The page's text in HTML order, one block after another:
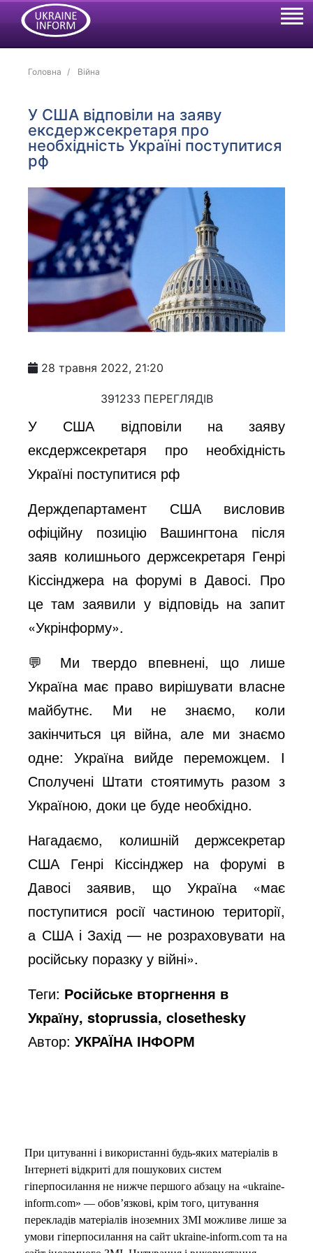
Головна Війна
У США відповіли на заяву
ексдержсекретаря про
необхідність Україні поступитися
рф
28 травня 2022, 21:20
391233 ПЕРЕГЛЯДІВ
У США відповіли на заяву
ексдержсекретаря про необхідність
Україні поступитися рф
Держдепартамент США висловив
офіційну позицію Вашингтона після
заяв колишнього держсекретаря Генрі
Кіссінджера на форумі в Давосі. Про
це там заявили у відповідь на запит
«Укрінформу».
💬 Ми твердо впевнені, що лише
Україна має право вирішувати власне
майбутнє. Ми не знаємо, коли
закінчиться ця війна, але ми знаємо
одне: Україна вийде переможцем. І
Сполучені Штати стоятимуть разом з
Україною, доки це буде необхідно.
Нагадаємо, колишній держсекретар
США Генрі Кіссінджер на форумі в
Давосі заявив, що Україна «має
поступитися росії частиною території,
а США і Захід — не розраховувати на
російську поразку у війні».
Теги: Російське вторгнення в
Україну, stoprussia, closethesky
Автор:УКРАЇНА ІНФОРМ
При цитуванні і використанні будь-яких матеріалів в
Інтернеті відкриті для пошукових систем
гіперпосилання не нижче першого абзацу на «ukraine-
inform.com» — обов’язкові, крім того, цитування
перекладів матеріалів іноземних ЗМІ можливе лише за
умови гіперпосилання на сайт ukraine-inform.com та на